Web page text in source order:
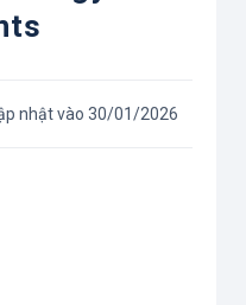
nhật vào 30/01/2026